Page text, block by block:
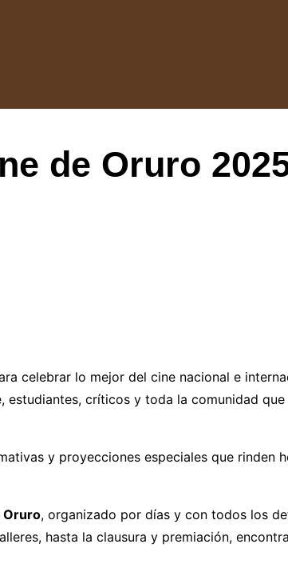
de Oruro
celebrar lo mejor del cine nacional e
críticos y toda la comunidad
y proyecciones especiales que rinden
Oruro, organizado por días y con todos los
hasta la clausura y premiación,